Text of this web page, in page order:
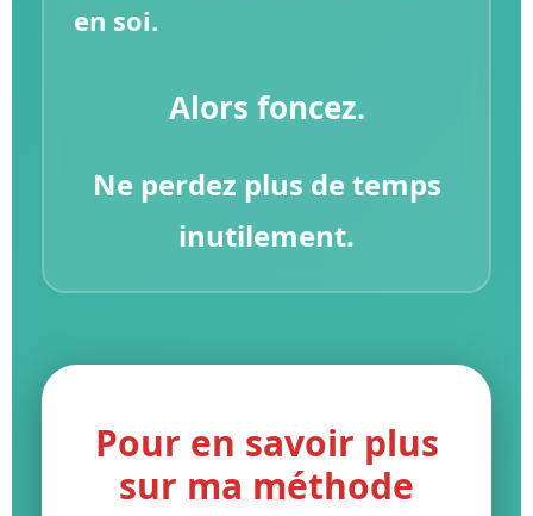
en soi.
Alors foncez.
Ne perdez plus de temps
inutilement.
Pour en savoir plus
sur ma méthode